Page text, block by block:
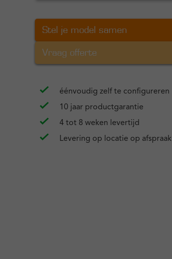
Stel je model samen
Vraag offerte
éénvoudig zelf te configureren
10 jaar productgarantie
4 tot 8 weken levertijd
Levering op locatie op afspraak